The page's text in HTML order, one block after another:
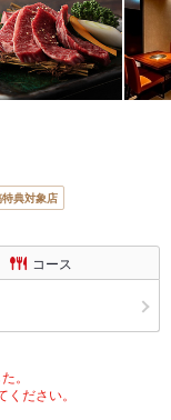
典対象店
コース
。
ださい。